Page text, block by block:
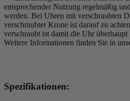
entsprechender Nutzung regelmäßig und
werden. Bei Uhren mit verschraubten
verschraubter Krone ist darauf zu
verschraubt ist damit die Uhr überhaupt
Weitere Informationen finden Sie in
Spezifikationen: